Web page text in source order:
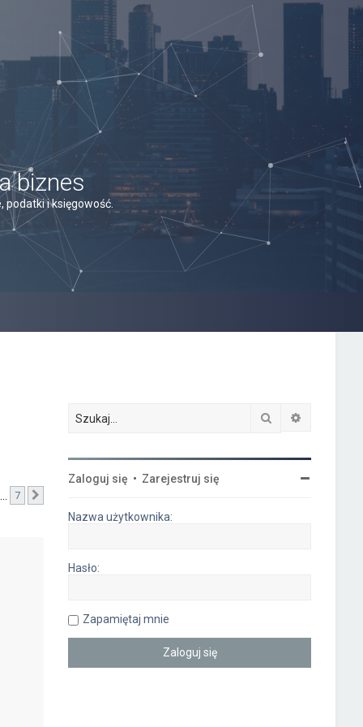
biznes
podatki i księgowość.
7
Szukaj
Zaloguj się • Zarejestruj się
Nazwa użytkownika:
Hasło:
Zapamiętaj mnie